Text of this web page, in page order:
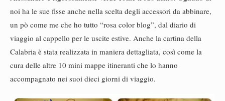
noi ha le sue fisse anche nella scelta degli accessori da abbinare,
un pò come me che ho tutto “rosa color blog”, dal diario di
viaggio al cappello per le uscite estive. Anche la cartina della
Calabria è stata realizzata in maniera dettagliata, così come la
cura delle altre 10 mini mappe itineranti che lo hanno
accompagnato nei suoi dieci giorni di viaggio.